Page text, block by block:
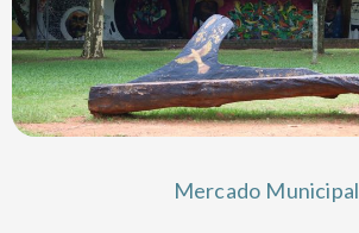
Mercado Municipal